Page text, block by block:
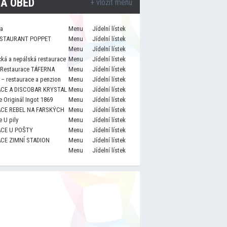
+ vložit menu
Menu
Jídelní lístek
POPPET
Menu
Jídelní lístek
Menu
Jídelní lístek
a nepálská restaurace Menu
Jídelní lístek
TÁFERNA
Menu
Jídelní lístek
– restaurace a penzion
Menu
Jídelní lístek
A DISCOBAR KRYSTAL Menu
Jídelní lístek
Originál Ingot 1869
Menu
Jídelní lístek
REBEL NA FARSKÝCH Menu
Jídelní lístek
U pily
Menu
Jídelní lístek
U POŠTY
Menu
Jídelní lístek
ZIMNÍ STADION
Menu
Jídelní lístek
Menu
Jídelní lístek